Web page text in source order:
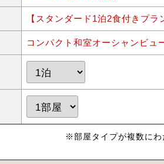
【スタンダード1泊2食付きプ
コンパクト和室オーシャンビュ
※部屋タイプが複数にわ